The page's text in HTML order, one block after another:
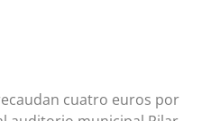
cuatro euros por